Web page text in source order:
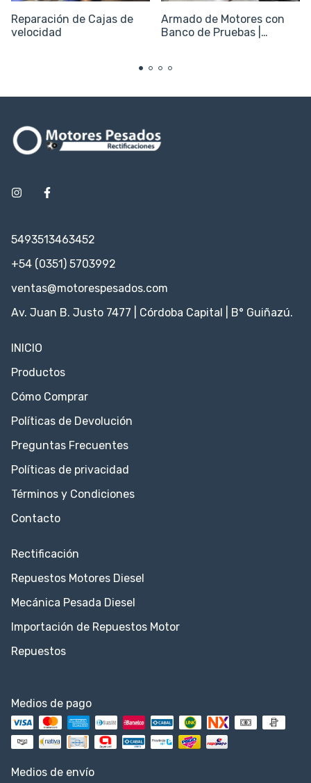
Reparación de Cajas de
velocidad
Armado de Motores con
Banco de Pruebas |
5493513463452
+54 (0351) 5703992
ventas@motorespesados.com
Av. Juan B. Justo 7477 | Córdoba Capital | B° Guiñazú.
INICIO
Productos
Cómo Comprar
Políticas de Devolución
Preguntas Frecuentes
Políticas de privacidad
Términos y Condiciones
Contacto
Rectificación
Repuestos Motores Diesel
Mecánica Pesada Diesel
Importación de Repuestos Motor
Repuestos
Medios de pago
Medios de envío